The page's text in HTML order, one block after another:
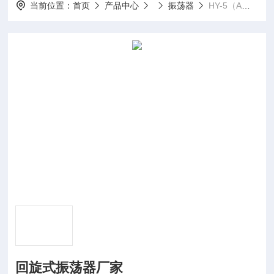
当前位置：首页 产品中心 振荡器 HY-5（A）回旋式振荡器厂家
回旋式振荡器厂家